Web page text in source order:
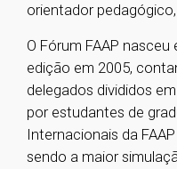
orientador
O Fórum FAAP
edição em 2005,
delegados divididos
por estudantes de
Internacionais da
sendo a maior